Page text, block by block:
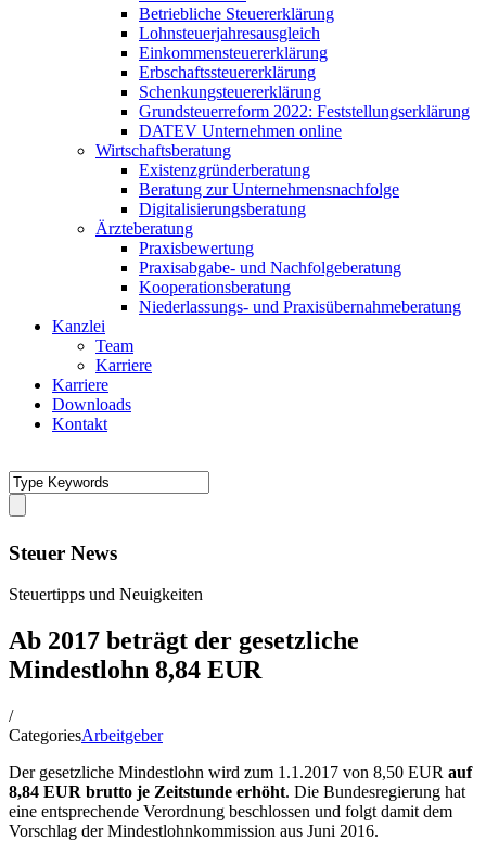
Betriebliche Steuererklärung
Lohnsteuerjahresausgleich
Einkommensteuererklärung
Erbschaftssteuererklärung
Schenkungsteuererklärung
Grundsteuerreform 2022: Feststellungserklärung
DATEV Unternehmen online
Wirtschaftsberatung
Existenzgründerberatung
Beratung zur Unternehmensnachfolge
Digitalisierungsberatung
Ärzteberatung
Praxisbewertung
Praxisabgabe- und Nachfolgeberatung
Kooperationsberatung
Niederlassungs- und Praxisübernahmeberatung
Kanzlei
Team
Karriere
Karriere
Downloads
Kontakt
Steuer News
Steuertipps und Neuigkeiten
Ab 2017 beträgt der gesetzliche
Mindestlohn 8,84 EUR
/
CategoriesArbeitgeber
Der gesetzliche Mindestlohn wird zum 1.1.2017 von 8,50 EUR auf
8,84 EUR brutto je Zeitstunde erhöht. Die Bundesregierung hat
eine entsprechende Verordnung beschlossen und folgt damit dem
Vorschlag der Mindestlohnkommission aus Juni 2016.